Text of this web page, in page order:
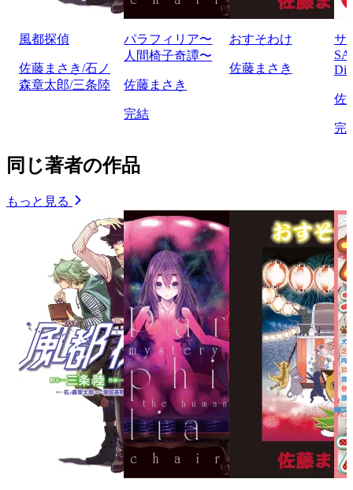
風都探偵
佐藤まさき/石ノ
森章太郎/三条陸
パラフィリア〜
人間椅子奇譚〜
佐藤まさき
完結
おすそわけ
佐藤まさき
サ
佐
完
同じ著者の作品
もっと見る